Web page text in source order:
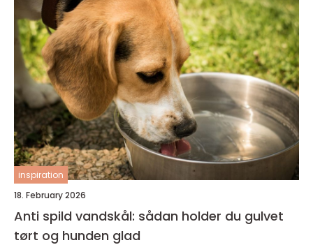
inspiration
18. February 2026
Anti spild vandskål: sådan holder du gulvet
tørt og hunden glad